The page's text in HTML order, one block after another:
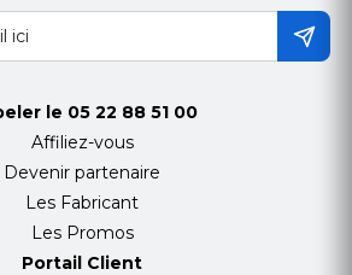
le 05 22 88 51 00
Affiliez-vous
Devenir partenaire
Les Fabricant
Les Promos
Portail Client